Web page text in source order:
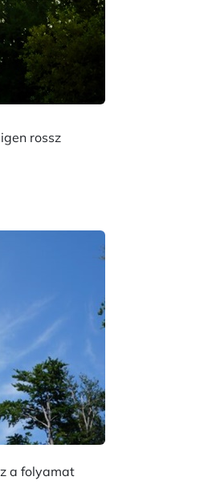
rossz
a folyamat